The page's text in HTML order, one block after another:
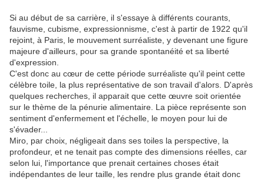
Si au début de sa carrière, il s'essaye à différents courants,
fauvisme, cubisme, expressionnisme, c'est à partir de 1922 qu'il
rejoint, à Paris, le mouvement surréaliste, y devenant une figure
majeure d'ailleurs, pour sa grande spontanéité et sa liberté
d'expression.
C'est donc au cœur de cette période surréaliste qu'il peint cette
célèbre toile, la plus représentative de son travail d'alors. D'après
quelques recherches, il apparait que cette œuvre soit orientée
sur le thème de la pénurie alimentaire. La pièce représente son
sentiment d'enfermement et l'échelle, le moyen pour lui de
s'évader...
Miro, par choix, négligeait dans ses toiles la perspective, la
profondeur, et ne tenait pas compte des dimensions réelles, car
selon lui, l'importance que prenait certaines choses était
indépendantes de leur taille, les rendre plus grande était donc